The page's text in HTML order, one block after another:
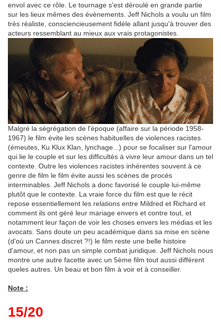
envol avec ce rôle. Le tournage s'est déroulé en grande partie
sur les lieux mêmes des évènements. Jeff Nichols a voulu un film
très réaliste, consciencieusement fidèle allant jusqu'à trouver des
acteurs ressemblant au mieux aux vrais protagonistes.
Malgré la ségrégation de l'époque (affaire sur la période 1958-
1967) le film évite les scènes habituelles de violences racistes
(émeutes, Ku Klux Klan, lynchage...) pour se focaliser sur l'amour
qui lie le couple et sur les difficultés à vivre leur amour dans un tel
contexte. Outre les violences racistes inhérentes souvent à ce
genre de film le film évite aussi les scènes de procès
interminables. Jeff Nichols a donc favorisé le couple lui-même
plutôt que le contexte. La vraie force du film est que le récit
repose essentiellement les relations entre Mildred et Richard et
comment ils ont géré leur mariage envers et contre tout, et
notamment leur façon de voir les choses envers les médias et les
avocats. Sans doute un peu académique dans sa mise en scène
(d'où un Cannes discret ?!) le film reste une belle histoire
d'amour, et non pas un simple combat juridique. Jeff Nichols nous
montre une autre facette avec un 5ème film tout aussi différent
queles autres. Un beau et bon film à voir et à conseiller.
Note :
15/20